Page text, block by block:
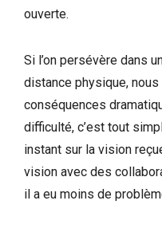
ouverte.
Si l’on persévère dans
distance physique,
conséquences
difficulté, c’est tout
instant sur la vision
vision avec des
il a eu moins de